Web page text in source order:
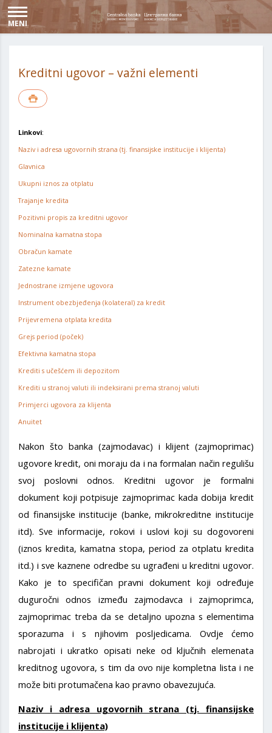
MENI
Kreditni ugovor – važni elementi
Linkovi:
Naziv i adresa ugovornih strana (tj. finansijske institucije i klijenta)
Glavnica
Ukupni iznos za otplatu
Trajanje kredita
Pozitivni propis za kreditni ugovor
Nominalna kamatna stopa
Obračun kamate
Zatezne kamate
Jednostrane izmjene ugovora
Instrument obezbjeđenja (kolateral) za kredit
Prijevremena otplata kredita
Grejs period (poček)
Efektivna kamatna stopa
Krediti s učešćem ili depozitom
Krediti u stranoj valuti ili indeksirani prema stranoj valuti
Primjerci ugovora za klijenta
Anuitet
Nakon što banka (zajmodavac) i klijent (zajmoprimac)
ugovore kredit, oni moraju da i na formalan način regulišu
svoj poslovni odnos. Kreditni ugovor je formalni
dokument koji potpisuje zajmoprimac kada dobija kredit
od finansijske institucije (banke, mikrokreditne institucije
itd). Sve informacije, rokovi i uslovi koji su dogovoreni
(iznos kredita, kamatna stopa, period za otplatu kredita
itd.) i sve kaznene odredbe su ugrađeni u kreditni ugovor.
Kako je to specifičan pravni dokument koji određuje
duguročni odnos između zajmodavca i zajmoprimca,
zajmoprimac treba da se detaljno upozna s elementima
sporazuma i s njihovim posljedicama. Ovdje ćemo
nabrojati i ukratko opisati neke od ključnih elemenata
kreditnog ugovora, s tim da ovo nije kompletna lista i ne
može biti protumačena kao pravno obavezujuća.
Naziv i adresa ugovornih strana (tj. finansijske
institucije i klijenta)